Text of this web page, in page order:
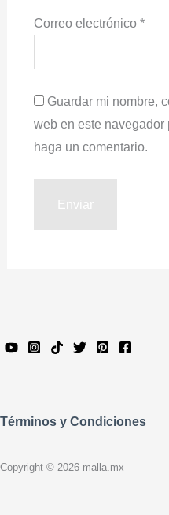
Correo electrónico *
Guardar mi nombre,
web en este navegador
haga un comentario.
Términos y Condiciones
Copyright © 2026 malla.mx